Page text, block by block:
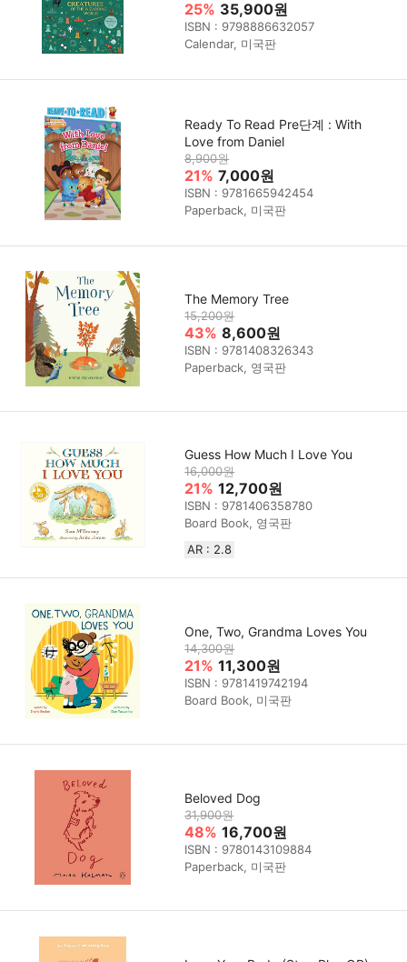
25% 35,900원
ISBN : 9798886632057
Calendar, 미국판
Ready To Read Pre단계 : With
Love from Daniel
8,900원
21% 7,000원
ISBN : 9781665942454
Paperback, 미국판
The Memory Tree
15,200원
43% 8,600원
ISBN : 9781408326343
Paperback, 영국판
Guess How Much I Love You
16,000원
21% 12,700원
ISBN : 9781406358780
Board Book, 영국판
AR : 2.8
One, Two, Grandma Loves You
14,300원
21% 11,300원
ISBN : 9781419742194
Board Book, 미국판
Beloved Dog
31,900원
48% 16,700원
ISBN : 9780143109884
Paperback, 미국판